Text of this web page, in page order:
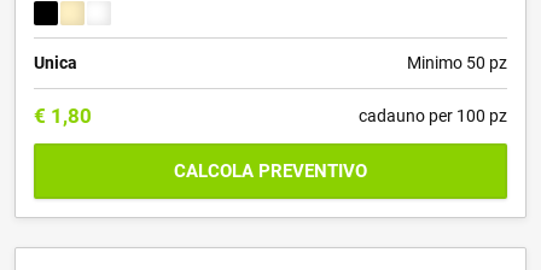
Unica Minimo 50 pz
€ 1,80 cadauno per 100 pz
CALCOLA PREVENTIVO